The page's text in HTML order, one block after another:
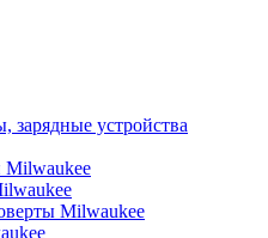
зарядные устройства
Milwaukee
Milwaukee